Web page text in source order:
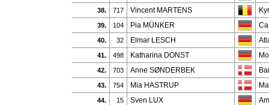
38. 717 Vincent MARTENS
39. 104 Pia MÜNKER
40. 32 Elmar LESCH
41. 498 Katharina DONST
42. 703 Anne SØNDERBEK
43. 754 Mia HASTRUP
44. 15 Sven LUX